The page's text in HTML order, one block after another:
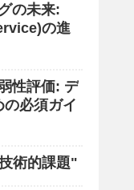
の未来:
の進
性評価: デ
必須ガイ
術的課題"